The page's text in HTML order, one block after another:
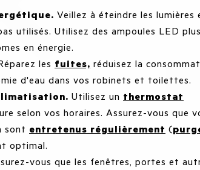
Veillez à éteindre les lumières
utilisés. Utilisez des ampoules LED plus
en énergie.
les fuites, réduisez la
d'eau dans vos robinets et toilettes.
Utilisez un thermostat
selon vos horaires. Assurez-vous que
sont entretenus régulièrement (
optimal.
vous que les fenêtres, portes et